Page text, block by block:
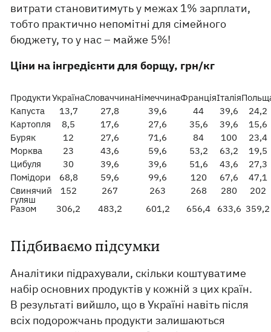
витрати становитимуть у межах 1% зарплати,
тобто практично непомітні для сімейного
бюджету, то у нас – майже 5%!
Ціни на інгредієнти для борщу, грн/кг
ПродуктиУкраїнаСловаччинаНімеччинаФранціяІталія
Капуста
13,7 27,8 39,6 44 39,6
24,2
Картопля
8,5 17,6 27,6 35,6 39,6
15,6
Буряк
12 27,6 71,6 84 100
23,4
Морква
23 43,6 59,6 53,2 63,2
19,5
Цибуля
30 39,6 39,6 51,6 43,6
27,3
Помідори
68,8 59,6 99,6 120 67,6
47,1
Свинячий
гуляш
152 267 263 268 280
202
Разом
306,2 483,2 601,2 656,4 633,6 359,2
Підбиваємо підсумки
Аналітики підрахували, скільки коштуватиме
набір основних продуктів у кожній з цих країн.
В результаті вийшло, що в Україні навіть після
всіх подорожчань продукти залишаються